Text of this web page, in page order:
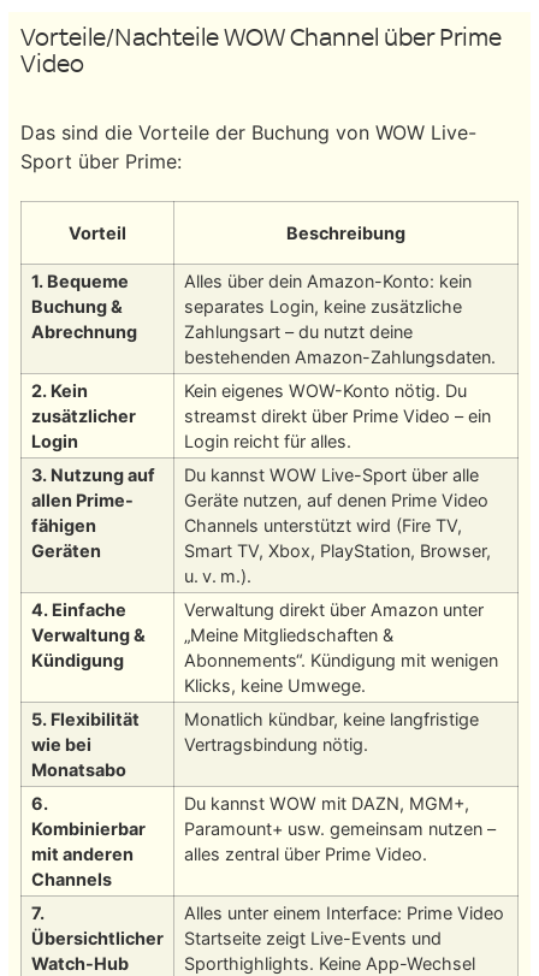
Vorteile/Nachteile WOW Channel über Prime
Video
Das sind die Vorteile der Buchung von WOW Live-
Sport über Prime:
Vorteil Beschreibung
1. Bequeme
Buchung &
Abrechnung
Alles über dein Amazon-Konto: kein
separates Login, keine zusätzliche
Zahlungsart – du nutzt deine
bestehenden Amazon-Zahlungsdaten.
2. Kein
zusätzlicher
Login
Kein eigenes WOW-Konto nötig. Du
streamst direkt über Prime Video – ein
Login reicht für alles.
3. Nutzung auf
allen Prime-
fähigen
Geräten
Du kannst WOW Live-Sport über alle
Geräte nutzen, auf denen Prime Video
Channels unterstützt wird (Fire TV,
Smart TV, Xbox, PlayStation, Browser,
u. v. m.).
4. Einfache
Verwaltung &
Kündigung
Verwaltung direkt über Amazon unter
„Meine Mitgliedschaften &
Abonnements“. Kündigung mit wenigen
Klicks, keine Umwege.
5. Flexibilität
wie bei
Monatsabo
Monatlich kündbar, keine langfristige
Vertragsbindung nötig.
6.
Kombinierbar
mit anderen
Channels
Du kannst WOW mit DAZN, MGM+,
Paramount+ usw. gemeinsam nutzen –
alles zentral über Prime Video.
7.
Übersichtlicher
Watch-Hub
Alles unter einem Interface: Prime Video
Startseite zeigt Live-Events und
Sporthighlights. Keine App-Wechsel